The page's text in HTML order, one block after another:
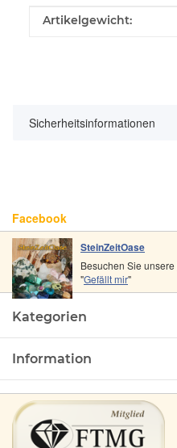
Produkteigenschaft
Wert
Artikelgewicht:
Sicherheitsinformationen
Facebook
SteinZeitOase
Besuchen Sie unsere
"Gefällt mir"
Kategorien
Information